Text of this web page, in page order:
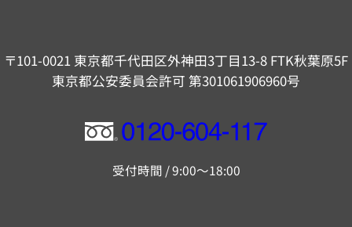
〒101-0021 東京都千代田区外神田3丁目13-8 FTK秋葉原5F
東京都公安委員会許可 第301061906960号
フ
ー
受付時間 / 9:00～18:00